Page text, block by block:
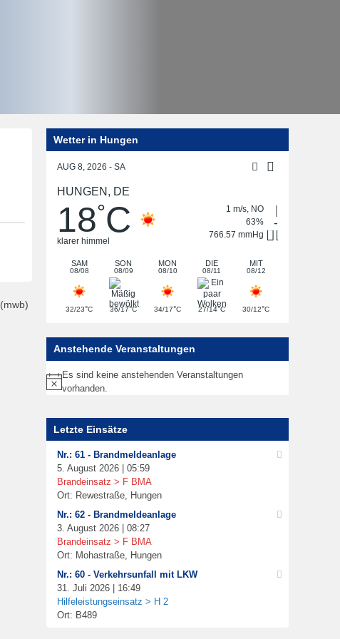
navigation
(mwb)
Wetter in Hungen
AUG 8, 2026 - SA
HUNGEN, DE
18°C
klarer himmel
1 m/s, NO
63%
766.57 mmHg
SAM
08/08
SON
08/09
MON
08/10
DIE
08/11
MIT
08/12
32/23°C 36/17°C 34/17°C 27/14°C 30/12°C
Anstehende Veranstaltungen
Hinweis
Es sind keine anstehenden Veranstaltungen
vorhanden.
Letzte Einsätze
Nr.: 61 - Brandmeldeanlage
5. August 2026 | 05:59
Brandeinsatz > F BMA
Ort: Rewestraße, Hungen
Nr.: 62 - Brandmeldeanlage
3. August 2026 | 08:27
Brandeinsatz > F BMA
Ort: Mohastraße, Hungen
Nr.: 60 - Verkehrsunfall mit LKW
31. Juli 2026 | 16:49
Hilfeleistungseinsatz > H 2
Ort: B489